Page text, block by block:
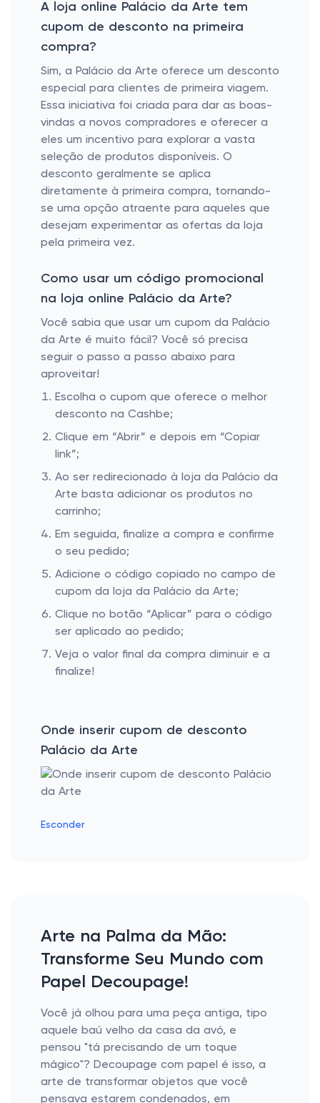
A loja online Palácio da Arte tem
cupom de desconto na primeira
compra?
Sim, a Palácio da Arte oferece um desconto
especial para clientes de primeira viagem.
Essa iniciativa foi criada para dar as boas-
vindas a novos compradores e oferecer a
eles um incentivo para explorar a vasta
seleção de produtos disponíveis. O
desconto geralmente se aplica
diretamente à primeira compra, tornando-
se uma opção atraente para aqueles que
desejam experimentar as ofertas da loja
pela primeira vez.
Como usar um código promocional
na loja online Palácio da Arte?
Você sabia que usar um cupom da Palácio
da Arte é muito fácil? Você só precisa
seguir o passo a passo abaixo para
aproveitar!
Escolha o cupom que oferece o melhor
desconto na Cashbe;
Clique em “Abrir” e depois em “Copiar
link”;
Ao ser redirecionado à loja da Palácio da
Arte basta adicionar os produtos no
carrinho;
Em seguida, finalize a compra e confirme
o seu pedido;
Adicione o código copiado no campo de
cupom da loja da Palácio da Arte;
Clique no botão “Aplicar” para o código
ser aplicado ao pedido;
Veja o valor final da compra diminuir e a
finalize!
Onde inserir cupom de desconto
Palácio da Arte
Esconder
Arte na Palma da Mão:
Transforme Seu Mundo com
Papel Decoupage!
Você já olhou para uma peça antiga, tipo
aquele baú velho da casa da avó, e
pensou "tá precisando de um toque
mágico"? Decoupage com papel é isso, a
arte de transformar objetos que você
pensava estarem condenados, em